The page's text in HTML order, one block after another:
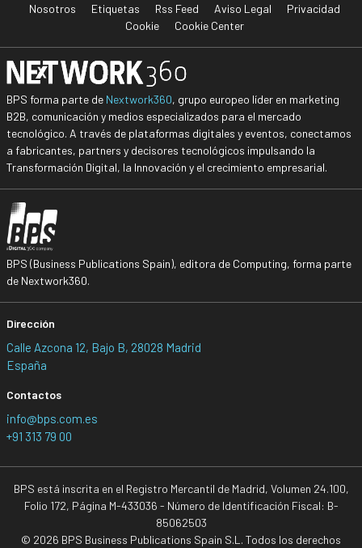
Nosotros Etiquetas Rss Feed Aviso Legal
Privacidad
Cookie
Cookie Center
BPS forma parte de Nextwork360, grupo europeo líder en marketing
B2B, comunicación y medios especializados para el mercado
tecnológico. A través de plataformas digitales y eventos, conectamos
a fabricantes, partners y decisores tecnológicos impulsando la
Transformación Digital, la Innovación y el crecimiento empresarial.
BPS (Business Publications Spain), editora de Computing, forma parte
de Nextwork360.
Dirección
Calle Azcona 12, Bajo B, 28028 Madrid
España
Contactos
info@bps.com.es
+91 313 79 00
BPS está inscrita en el Registro Mercantil de Madrid, Volumen 24.100,
Folio 172, Página M-433036 - Número de Identificación Fiscal: B-
85062503
© 2026 BPS Business Publications Spain S.L. Todos los derechos